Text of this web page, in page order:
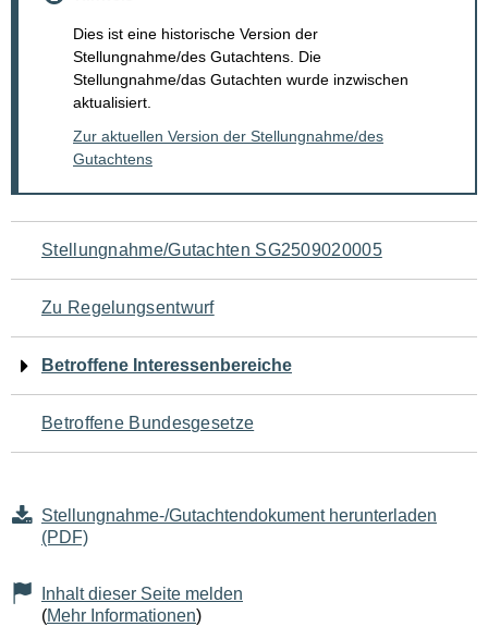
Dies ist eine historische Version der
Stellungnahme/des Gutachtens. Die
Stellungnahme/das Gutachten wurde inzwischen
aktualisiert.
Zur aktuellen Version der Stellungnahme/des
Gutachtens
Navigation
für
den
Seiteninhalt
Stellungnahme/Gutachten SG2509020005
Zu Regelungsentwurf
Betroffene Interessenbereiche
Betroffene Bundesgesetze
Stellungnahme-/Gutachtendokument herunterladen
(PDF)
Inhalt dieser Seite melden
(Mehr Informationen)